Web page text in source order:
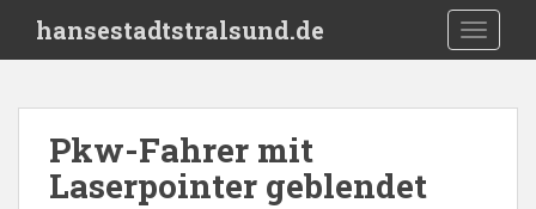
i
hansestadtstralsund.de
Pkw-Fahrer mit
Laserpointer geblendet